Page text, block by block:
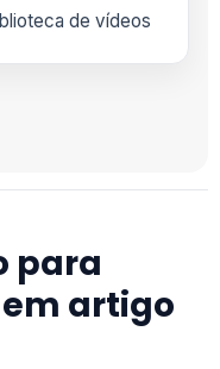
de vídeos
para
artigo